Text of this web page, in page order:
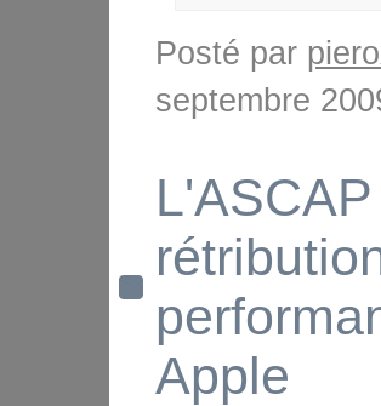
Posté par
septembre
Apple